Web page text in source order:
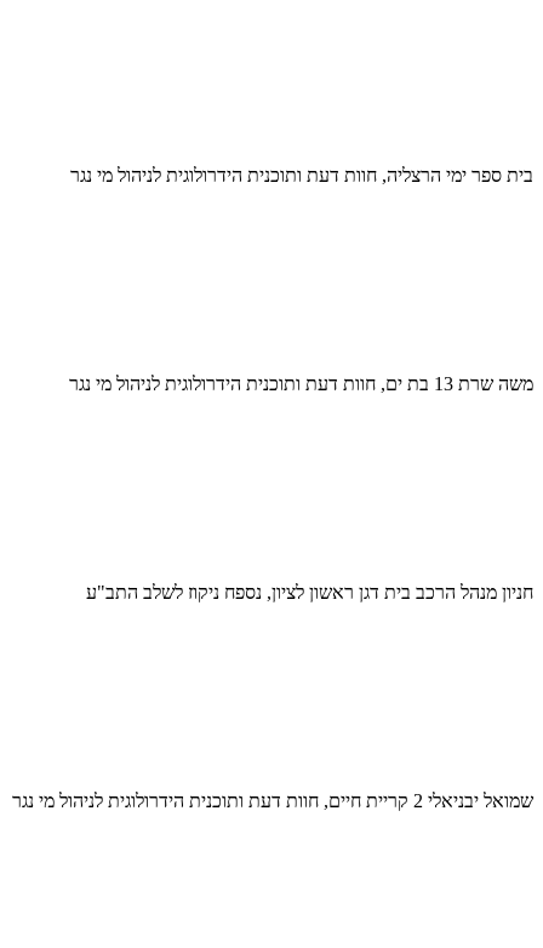
בית ספר ימי הרצליה, חוות דעת ותוכנית הידרולוגית לניהול מי נגר
משה שרת 13 בת ים, חוות דעת ותוכנית הידרולוגית לניהול מי נגר
חניון מנהל הרכב בית דגן ראשון לציון, נספח ניקוז לשלב התב"ע
שמואל יבניאלי 2 קריית חיים, חוות דעת ותוכנית הידרולוגית לניהול מי נגר